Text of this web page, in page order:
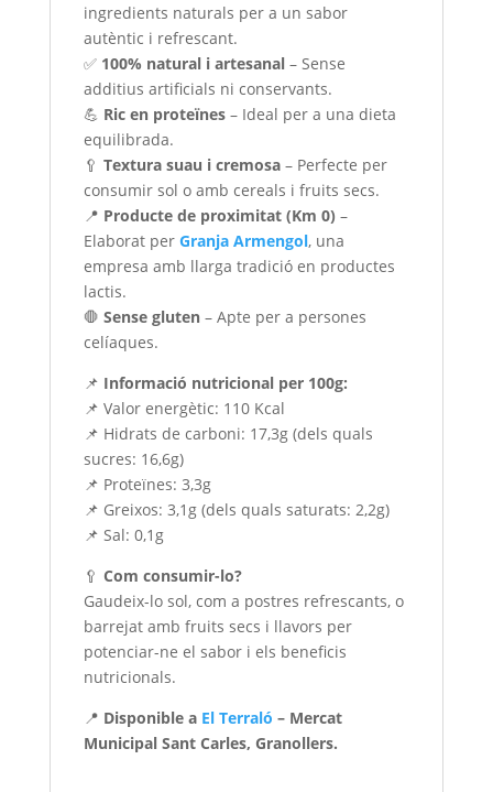
ingredients naturals per a un sabor
autèntic i refrescant.
✅ 100% natural i artesanal– Sense
additius artificials ni conservants.
💪 Ric en proteïnes– Ideal per a una dieta
equilibrada.
🥄 Textura suau i cremosa– Perfecte per
consumir sol o amb cereals i fruits secs.
📍 Producte de proximitat (Km 0) –
Elaborat per Granja Armengol, una
empresa amb llarga tradició en productes
lactis.
🛑 Sense gluten– Apte per a persones
celíaques.
📌 Informació nutricional per 100g:
📌 Valor energètic: 110 Kcal
📌 Hidrats de carboni: 17,3g (dels quals
sucres: 16,6g)
📌 Proteïnes: 3,3g
📌 Greixos: 3,1g (dels quals saturats: 2,2g)
📌 Sal: 0,1g
🥄 Com consumir-lo?
Gaudeix-lo sol, com a postres refrescants, o
barrejat amb fruits secs i llavors per
potenciar-ne el sabor i els beneficis
nutricionals.
📍 Disponible a El Terraló – Mercat
Municipal Sant Carles, Granollers.